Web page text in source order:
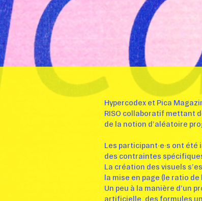
Hypercodex et Pica
RISO collaboratif mettant
de la notion d’aléatoire
Les participant·e·s ont été
des contraintes
La création des visuels
la mise en page (le ratio de
Un peu à la manière d’un
artificielle, des formules